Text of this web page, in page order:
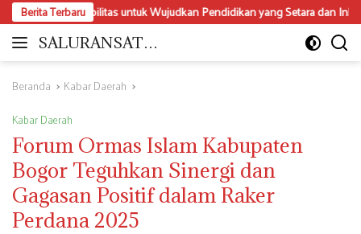
Langsung
ke
konten
Berita Terbaru
untuk Wujudkan Pendidikan yang Setara dan Inklusif
SALURANSATU.
Moderat
Mencerdaskan
Beranda Kabar Daerah
Kabar Daerah
Forum Ormas Islam Kabupaten
Bogor Teguhkan Sinergi dan
Gagasan Positif dalam Raker
Perdana 2025